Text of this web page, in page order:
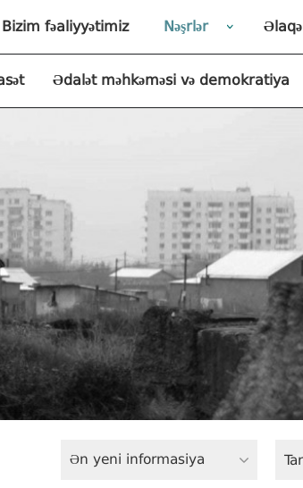
Bizim fəaliyyətimiz Nəşrlər Əlaqə
Ədalət məhkəməsi və demokratiya
Ən yeni informasiya